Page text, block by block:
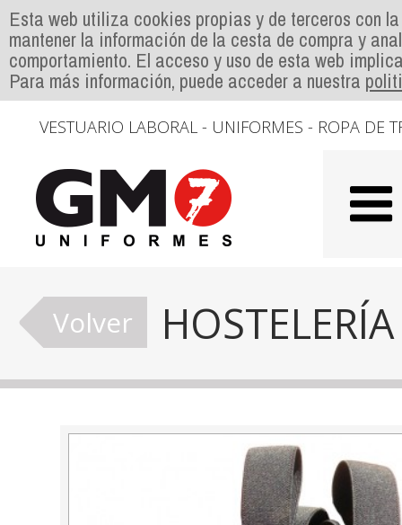
Esta web utiliza cookies propias y de terceros con
mantener la información de la cesta de compra y
comportamiento. El acceso y uso de esta web
Para más información, puede acceder a nuestra
VESTUARIO LABORAL - UNIFORMES - ROPA DE
Volver HOSTELERÍA